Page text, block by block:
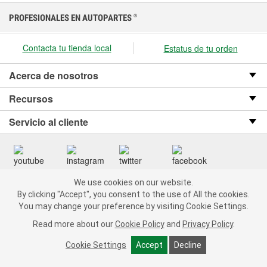
We use cookies on our website. By clicking "Accept", you consent
to the use of All the cookies.
You may change your preference by visiting Cookie Settings.
Read more about our Cookie Policy and Privacy Policy.
Cookie Settings Accept Decline
PROFESIONALES EN AUTOPARTES ®
Contacta tu tienda local Estatus de tu orden
Acerca de nosotros
Recursos
Servicio al cliente
Copyright © 2008-2026 O’Reilly Auto Parts v OST_3.2.0.0.729 (3) cv1361
catalog_main
Política de privacidad
Ley de transparencia en las cadenas de suministro
de California
We use cookies on our website.
By clicking "Accept", you consent to the use of All the cookies.
You may change your preference by visiting Cookie Settings.
Read more about our Cookie Policy and Privacy Policy.
Cookie Settings Accept Decline